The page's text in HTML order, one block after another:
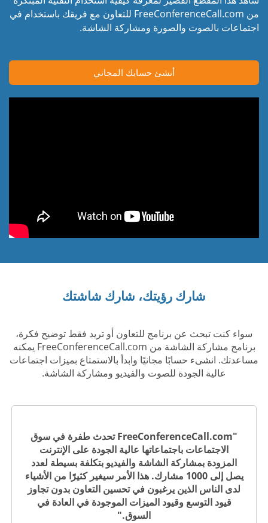
من FreeConferenceCall.com للتعاون مع فريقك باستخدام في
اجتماعات بالصوت والصورة ومشاركة الشاشة.
أنشئ حسابك المجاني
شارك رؤيتك، شارك شاشتك
سواء كنت تبحث عن برنامج للتعاون أو تريد فقط توضيح فكرة،
برنامج مشاركة الشاشة من FreeConferenceCall.com يمكنه
مساعدتك. انشىء حسابًا مجانيًا وابدأ بالاستمتاع بميزات اجتماعات
عالية الجودة للصوت والفيديو ومشاركة الشاشة.
"FreeConferenceCall.com تحدث طفرة في سوق
الاجتماعات باجتماعاتها عالية الجودة على الإنترنت
المزودة بمشاركة الشاشة والفيديو بتكلفة بسيطة لعدد
يصل إلى 1000 مشارك. هذا الأمر سيغير كثيرًا من الأشياء
لدى الناس الذين يرغبون في تحسين التعاون بدون تجاوز
قيود التوسع وقيود الميزات الموجودة في العادة في
السوق."